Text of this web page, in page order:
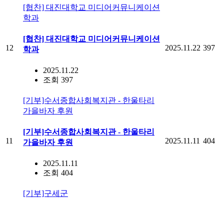
12
[협찬] 대진대학교 미디어커뮤니케이션
학과
[협찬] 대진대학교 미디어커뮤니케이션
학과
2025.11.22
조회 397
2025.11.22 397
11
[기부]수서종합사회복지관 - 한울타리
가을바자 후원
[기부]수서종합사회복지관 - 한울타리
가을바자 후원
2025.11.11
조회 404
2025.11.11 404
[기부]구세군